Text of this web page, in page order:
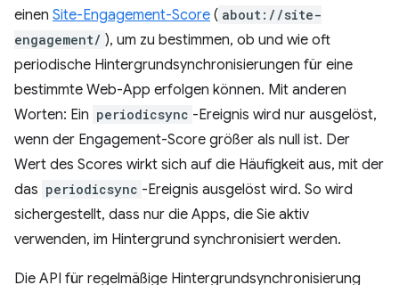
einen Site-Engagement-Score ( about://site-
engagement/ ), um zu bestimmen, ob und wie oft
periodische Hintergrundsynchronisierungen für eine
bestimmte Web-App erfolgen können. Mit anderen
Worten: Ein periodicsync -Ereignis wird nur ausgelöst,
wenn der Engagement-Score größer als null ist. Der
Wert des Scores wirkt sich auf die Häufigkeit aus, mit der
das periodicsync -Ereignis ausgelöst wird. So wird
sichergestellt, dass nur die Apps, die Sie aktiv
verwenden, im Hintergrund synchronisiert werden.
Die API für regelmäßige Hintergrundsynchronisierung